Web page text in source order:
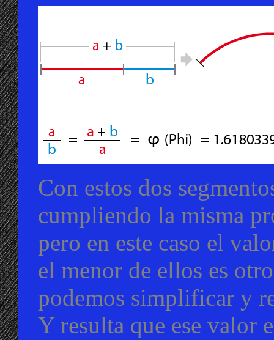
Con estos dos
cumpliendo la misma
pero en este caso el
el menor de ellos es
podemos simplificar y
Y resulta que ese valor